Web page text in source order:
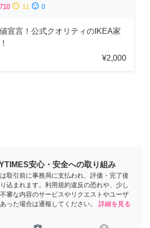
sentiment_neutral 11 sentiment_dissatisfied 0
値宣言！公式クオリティのIKEA家
¥2,000
安心・安全への取り組み
取引前に事務局に支払われ、評価・完了後
込まれます。利用規約違反の恐れや、少し
審な内容のサービスやリクエストやユーザ
った場合は通報してください。
詳細を見る